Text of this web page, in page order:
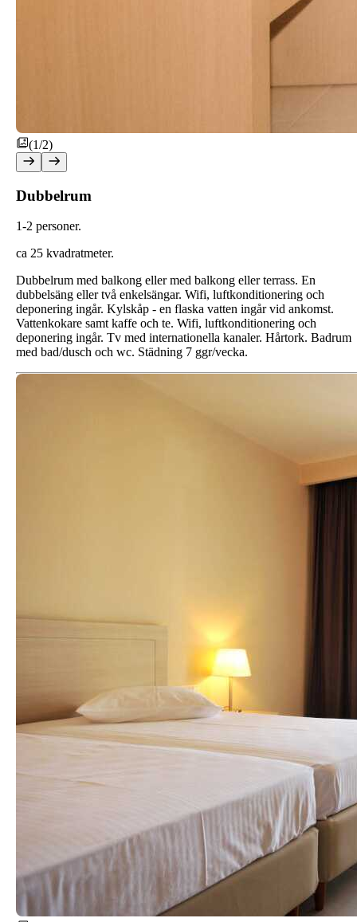
(1/2)
Dubbelrum
1-2 personer.
ca 25 kvadratmeter.
Dubbelrum med balkong eller med balkong eller terrass. En
dubbelsäng eller två enkelsängar. Wifi, luftkonditionering och
deponering ingår. Kylskåp - en flaska vatten ingår vid ankomst.
Vattenkokare samt kaffe och te. Wifi, luftkonditionering och
deponering ingår. Tv med internationella kanaler. Hårtork. Badrum
med bad/dusch och wc. Städning 7 ggr/vecka.